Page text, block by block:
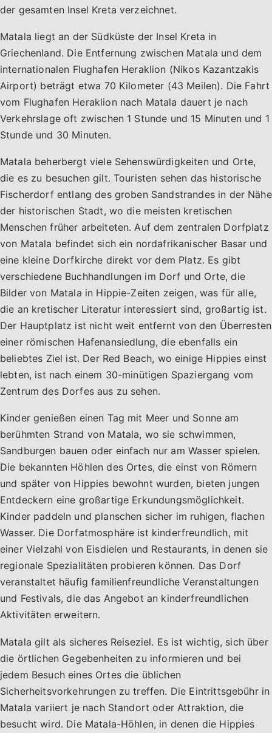
der gesamten Insel Kreta verzeichnet.
Matala liegt an der Südküste der Insel Kreta in
Griechenland. Die Entfernung zwischen Matala und dem
internationalen Flughafen Heraklion (Nikos Kazantzakis
Airport) beträgt etwa 70 Kilometer (43 Meilen). Die Fahrt
vom Flughafen Heraklion nach Matala dauert je nach
Verkehrslage oft zwischen 1 Stunde und 15 Minuten und 1
Stunde und 30 Minuten.
Matala beherbergt viele Sehenswürdigkeiten und Orte,
die es zu besuchen gilt. Touristen sehen das historische
Fischerdorf entlang des groben Sandstrandes in der Nähe
der historischen Stadt, wo die meisten kretischen
Menschen früher arbeiteten. Auf dem zentralen Dorfplatz
von Matala befindet sich ein nordafrikanischer Basar und
eine kleine Dorfkirche direkt vor dem Platz. Es gibt
verschiedene Buchhandlungen im Dorf und Orte, die
Bilder von Matala in Hippie-Zeiten zeigen, was für alle,
die an kretischer Literatur interessiert sind, großartig ist.
Der Hauptplatz ist nicht weit entfernt von den Überresten
einer römischen Hafenansiedlung, die ebenfalls ein
beliebtes Ziel ist. Der Red Beach, wo einige Hippies einst
lebten, ist nach einem 30-minütigen Spaziergang vom
Zentrum des Dorfes aus zu sehen.
Kinder genießen einen Tag mit Meer und Sonne am
berühmten Strand von Matala, wo sie schwimmen,
Sandburgen bauen oder einfach nur am Wasser spielen.
Die bekannten Höhlen des Ortes, die einst von Römern
und später von Hippies bewohnt wurden, bieten jungen
Entdeckern eine großartige Erkundungsmöglichkeit.
Kinder paddeln und planschen sicher im ruhigen, flachen
Wasser. Die Dorfatmosphäre ist kinderfreundlich, mit
einer Vielzahl von Eisdielen und Restaurants, in denen sie
regionale Spezialitäten probieren können. Das Dorf
veranstaltet häufig familienfreundliche Veranstaltungen
und Festivals, die das Angebot an kinderfreundlichen
Aktivitäten erweitern.
Matala gilt als sicheres Reiseziel. Es ist wichtig, sich über
die örtlichen Gegebenheiten zu informieren und bei
jedem Besuch eines Ortes die üblichen
Sicherheitsvorkehrungen zu treffen. Die Eintrittsgebühr in
Matala variiert je nach Standort oder Attraktion, die
besucht wird. Die Matala-Höhlen, in denen die Hippies